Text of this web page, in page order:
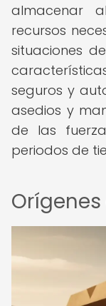
almacenar
recursos
situaciones
seguros y
asedios y
de las
periodos de